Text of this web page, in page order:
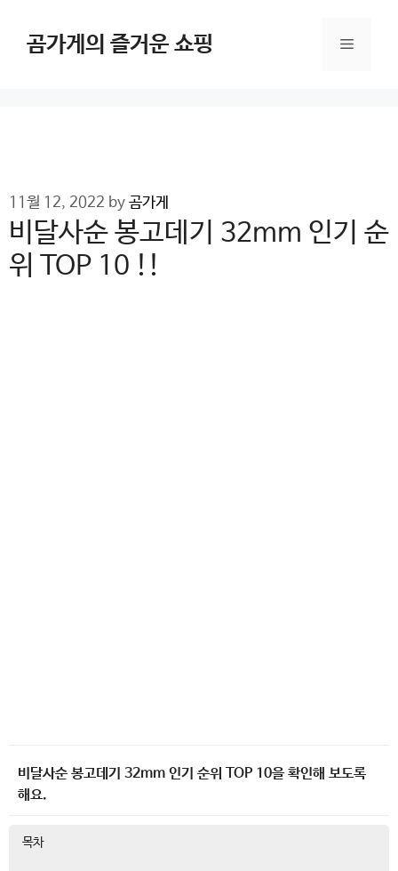
content곰가게의 즐거운 쇼핑 Menu
11월 12, 2022 by 곰가게
비달사순 봉고데기 32mm 인기 순
위 TOP 10 !!
비달사순 봉고데기 32mm 인기 순위 TOP 10을 확인해 보도록
해요.
목차